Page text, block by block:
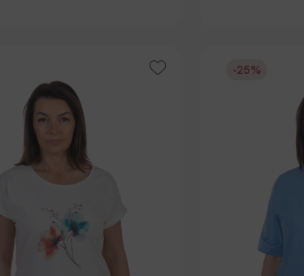
-25%